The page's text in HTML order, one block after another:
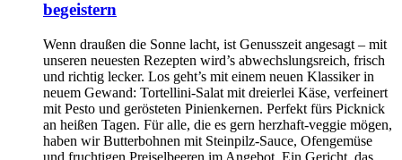
begeistern
Wenn draußen die Sonne lacht, ist Genusszeit angesagt – mit
unseren neuesten Rezepten wird’s abwechslungsreich, frisch
und richtig lecker. Los geht’s mit einem neuen Klassiker in
neuem Gewand: Tortellini-Salat mit dreierlei Käse, verfeinert
mit Pesto und gerösteten Pinienkernen. Perfekt fürs Picknick
an heißen Tagen. Für alle, die es gern herzhaft-veggie mögen,
haben wir Butterbohnen mit Steinpilz-Sauce, Ofengemüse